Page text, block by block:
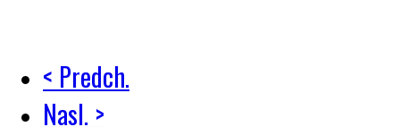
< Predch.
Nasl. >